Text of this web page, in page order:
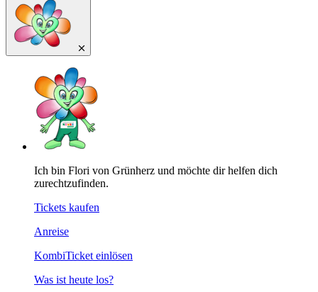
Ich bin Flori von Grünherz und möchte dir helfen dich
zurechtzufinden.
Tickets kaufen
Anreise
KombiTicket einlösen
Was ist heute los?